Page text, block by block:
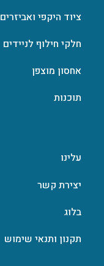
ציוד היקפי ואביזרים
חלקי חילוף לניידים
אחסון מוצפן
תוכנות
עלינו
יצירת קשר
בלוג
תקנון ותנאי שימוש